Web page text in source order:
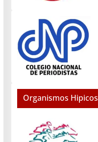
Organismos Hipicos